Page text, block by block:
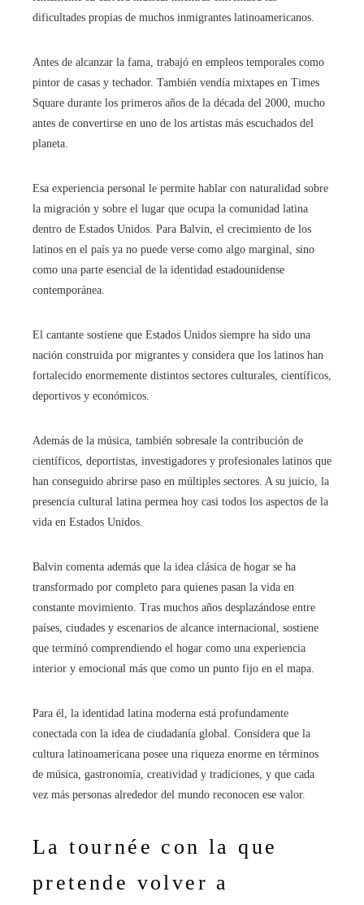
dificultades propias de muchos inmigrantes latinoamericanos.
Antes de alcanzar la fama, trabajó en empleos temporales como
pintor de casas y techador. También vendía mixtapes en Times
Square durante los primeros años de la década del 2000, mucho
antes de convertirse en uno de los artistas más escuchados del
planeta.
Esa experiencia personal le permite hablar con naturalidad sobre
la migración y sobre el lugar que ocupa la comunidad latina
dentro de Estados Unidos. Para Balvin, el crecimiento de los
latinos en el país ya no puede verse como algo marginal, sino
como una parte esencial de la identidad estadounidense
contemporánea.
El cantante sostiene que Estados Unidos siempre ha sido una
nación construida por migrantes y considera que los latinos han
fortalecido enormemente distintos sectores culturales, científicos,
deportivos y económicos.
Además de la música, también sobresale la contribución de
científicos, deportistas, investigadores y profesionales latinos que
han conseguido abrirse paso en múltiples sectores. A su juicio, la
presencia cultural latina permea hoy casi todos los aspectos de la
vida en Estados Unidos.
Balvin comenta además que la idea clásica de hogar se ha
transformado por completo para quienes pasan la vida en
constante movimiento. Tras muchos años desplazándose entre
países, ciudades y escenarios de alcance internacional, sostiene
que terminó comprendiendo el hogar como una experiencia
interior y emocional más que como un punto fijo en el mapa.
Para él, la identidad latina moderna está profundamente
conectada con la idea de ciudadanía global. Considera que la
cultura latinoamericana posee una riqueza enorme en términos
de música, gastronomía, creatividad y tradiciones, y que cada
vez más personas alrededor del mundo reconocen ese valor.
La tournée con la que
pretende volver a